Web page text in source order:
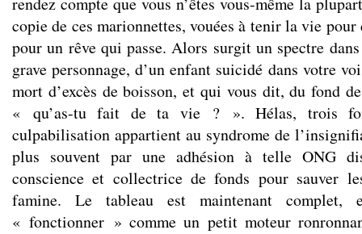
copie de ces marionnettes, vouées à tenir la vie pour
pour un rêve qui passe. Alors surgit un spectre
grave personnage, d’un enfant suicidé dans votre
mort d’excès de boisson, et qui vous dit, du fond
« qu’as-tu fait de ta vie ? ». Hélas, trois
culpabilisation appartient au syndrome de
plus souvent par une adhésion à telle ONG
conscience et collectrice de fonds pour sauver
famine. Le tableau est maintenant complet,
« fonctionner » comme un petit moteur